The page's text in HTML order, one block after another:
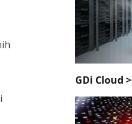
GDi Cloud >